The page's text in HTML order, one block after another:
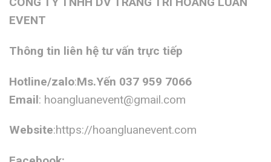
EVENT
Thông tin liên hệ tư vấn trực tiếp
Hotline/zalo:Ms.Yến 037 959 7066
Email: hoangluanevent@gmail.com
Website:https://hoangluanevent.com